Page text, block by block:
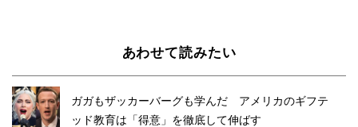
あわせて読みたい
ガガもザッカーバーグも学んだ アメリカのギフテ
ッド教育は「得意」を徹底して伸ばす